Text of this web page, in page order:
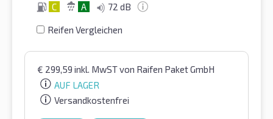
C A 72 dB
Reifen Vergleichen
€ 299,59 inkl. MwSTvon Raifen Paket GmbH
AUF LAGER
Versandkostenfrei